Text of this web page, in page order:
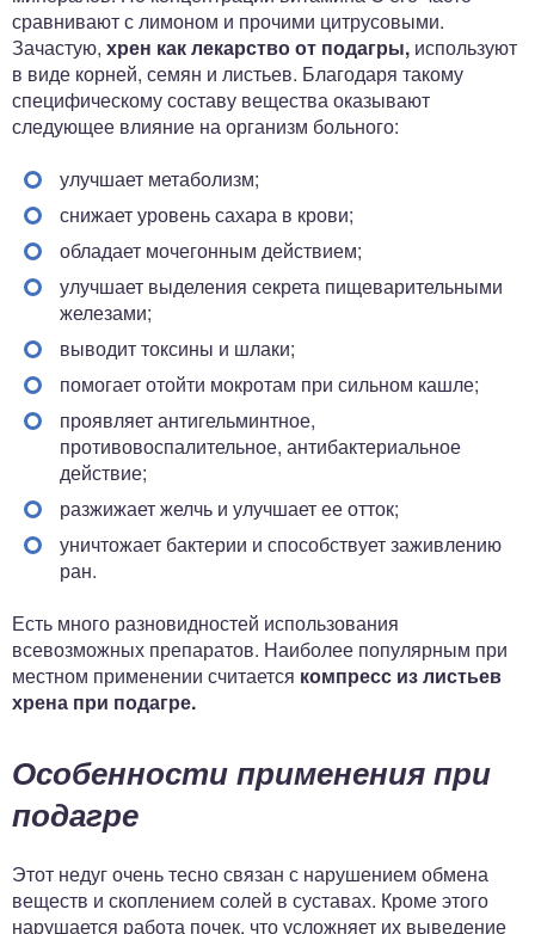
сравнивают с лимоном и прочими цитрусовыми.
Зачастую, хрен как лекарство от подагры, используют
в виде корней, семян и листьев. Благодаря такому
специфическому составу вещества оказывают
следующее влияние на организм больного:
улучшает метаболизм;
снижает уровень сахара в крови;
обладает мочегонным действием;
улучшает выделения секрета пищеварительными
железами;
выводит токсины и шлаки;
помогает отойти мокротам при сильном кашле;
проявляет антигельминтное,
противовоспалительное, антибактериальное
действие;
разжижает желчь и улучшает ее отток;
уничтожает бактерии и способствует заживлению
ран.
Есть много разновидностей использования
всевозможных препаратов. Наиболее популярным при
местном применении считается компресс из листьев
хрена при подагре.
Особенности применения при
подагре
Этот недуг очень тесно связан с нарушением обмена
веществ и скоплением солей в суставах. Кроме этого
нарушается работа почек, что усложняет их выведение